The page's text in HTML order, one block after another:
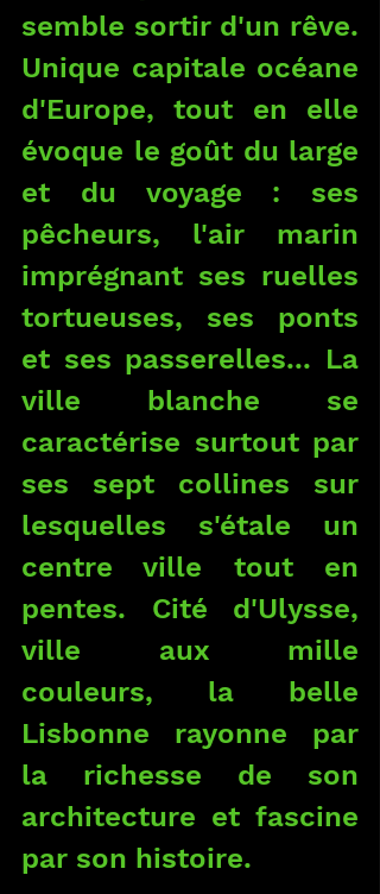
semble sortir d'un rêve.
Unique capitale océane
d'Europe, tout en elle
évoque le goût du large
et du voyage : ses
pêcheurs, l'air marin
imprégnant ses ruelles
tortueuses, ses ponts
et ses passerelles... La
ville blanche se
caractérise surtout par
ses sept collines sur
lesquelles s'étale un
centre ville tout en
pentes. Cité d'Ulysse,
ville aux mille
couleurs, la belle
Lisbonne rayonne par
la richesse de son
architecture et fascine
par son histoire.